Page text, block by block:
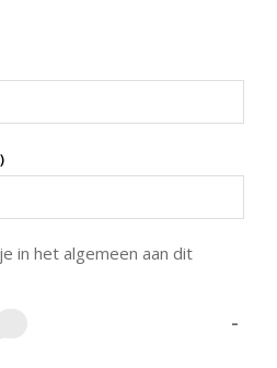
in het algemeen aan dit
-